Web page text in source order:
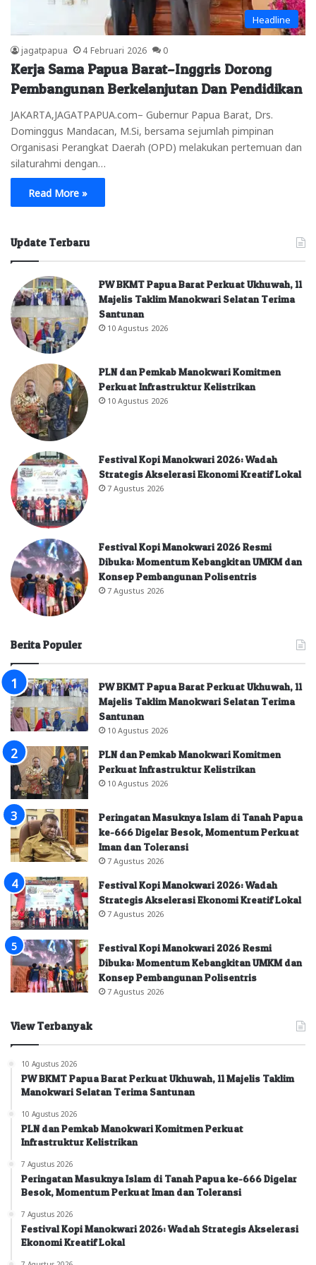
Headline
jagatpapua 4 Februari 2026 0
Kerja Sama Papua Barat–Inggris Dorong
Pembangunan Berkelanjutan Dan Pendidikan
JAKARTA,JAGATPAPUA.com– Gubernur Papua Barat, Drs.
Dominggus Mandacan, M.Si, bersama sejumlah pimpinan
Organisasi Perangkat Daerah (OPD) melakukan pertemuan dan
silaturahmi dengan…
Read More »
Update Terbaru
PW BKMT Papua Barat Perkuat Ukhuwah, 11
Majelis Taklim Manokwari Selatan Terima
Santunan
10 Agustus 2026
PLN dan Pemkab Manokwari Komitmen
Perkuat Infrastruktur Kelistrikan
10 Agustus 2026
Festival Kopi Manokwari 2026: Wadah
Strategis Akselerasi Ekonomi Kreatif Lokal
7 Agustus 2026
Festival Kopi Manokwari 2026 Resmi
Dibuka: Momentum Kebangkitan UMKM dan
Konsep Pembangunan Polisentris
7 Agustus 2026
Berita Populer
PW BKMT Papua Barat Perkuat Ukhuwah, 11
Majelis Taklim Manokwari Selatan Terima
Santunan
10 Agustus 2026
PLN dan Pemkab Manokwari Komitmen
Perkuat Infrastruktur Kelistrikan
10 Agustus 2026
Peringatan Masuknya Islam di Tanah Papua
ke-666 Digelar Besok, Momentum Perkuat
Iman dan Toleransi
7 Agustus 2026
Festival Kopi Manokwari 2026: Wadah
Strategis Akselerasi Ekonomi Kreatif Lokal
7 Agustus 2026
Festival Kopi Manokwari 2026 Resmi
Dibuka: Momentum Kebangkitan UMKM dan
Konsep Pembangunan Polisentris
7 Agustus 2026
View Terbanyak
10 Agustus 2026
PW BKMT Papua Barat Perkuat Ukhuwah, 11 Majelis Taklim
Manokwari Selatan Terima Santunan
10 Agustus 2026
PLN dan Pemkab Manokwari Komitmen Perkuat
Infrastruktur Kelistrikan
7 Agustus 2026
Peringatan Masuknya Islam di Tanah Papua ke-666 Digelar
Besok, Momentum Perkuat Iman dan Toleransi
7 Agustus 2026
Festival Kopi Manokwari 2026: Wadah Strategis Akselerasi
Ekonomi Kreatif Lokal